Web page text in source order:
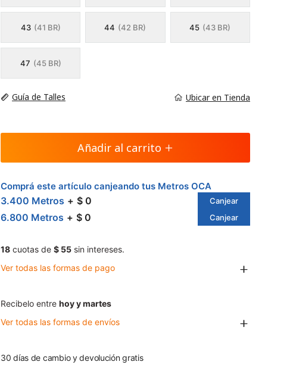
43 (41 BR) 44 (42 BR) 45 (43 BR)
47 (45 BR)
Guía de Talles Ubicar en Tienda
Añadir al carrito
Comprá este artículo canjeando tus Metros OCA
3.400 Metros $ 0 Canjear
6.800 Metros $ 0 Canjear
18 cuotas de $ 55 sin intereses.
Ver todas las formas de pago
Recibelo entre hoy y martes
Ver todas las formas de envíos
30 días de cambio y devolución gratis